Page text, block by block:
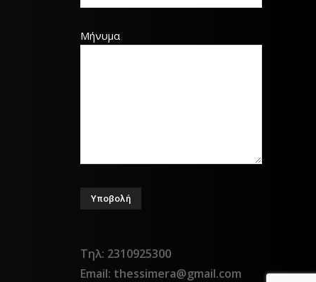
Μήνυμα
Τηλ: 2310925300
Email: thessimera@gmail.com